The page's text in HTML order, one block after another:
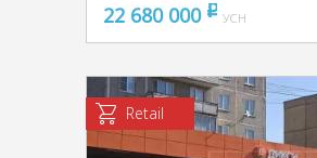
22 680 000 pуб
УСН
Retail